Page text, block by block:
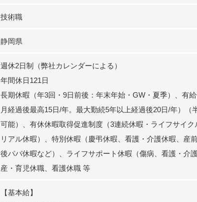
技術職
静岡県
週休2日制（弊社カレンダーによる）
年間休日121日
長期休暇（年3回・9日前後：年末年始・GW・夏季）、有
月経過後最高15日/年。最大勤続5年以上経過後20日/年）（
可能）、有休休暇取得促進制度（3連続休暇・ライフサイク
リアル休暇）、特別休暇（慶弔休暇、看護・介護休暇、産
後パパ休暇など）、ライフサポート休暇（傷病、看護・介
産・育児休職、看護休職 等
【基本給】